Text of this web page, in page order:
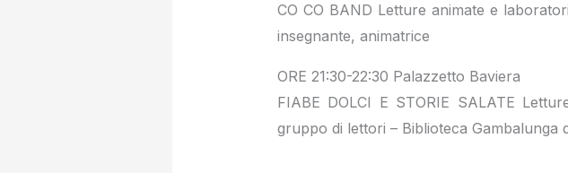
CO CO BAND Letture animate e
insegnante, animatrice
ORE 21:30-22:30 Palazzetto Baviera
FIABE DOLCI E STORIE SALATE
gruppo di lettori – Biblioteca Gambalunga